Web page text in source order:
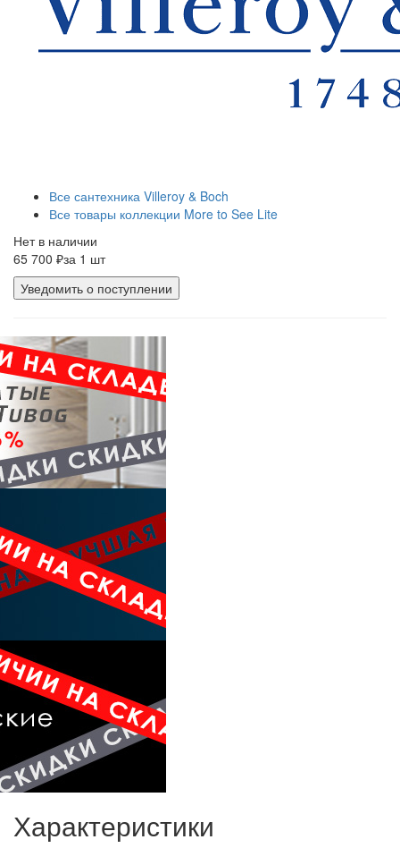
Все сантехника Villeroy & Boch
Все товары коллекции More to See Lite
Нет в наличии
65 700 ₽за 1 шт
Уведомить о поступлении
Характеристики